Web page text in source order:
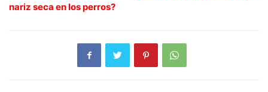
nariz seca en los perros?